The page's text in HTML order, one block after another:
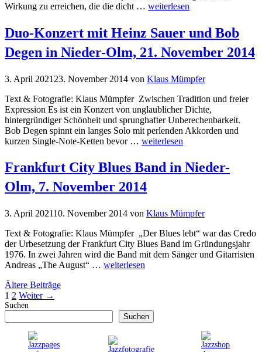
Wirkung zu erreichen, die die dicht … weiterlesen
Duo-Konzert mit Heinz Sauer und Bob
Degen in Nieder-Olm, 21. November 2014
3. April 2021 23. November 2014 von Klaus Mümpfer
Text & Fotografie: Klaus Mümpfer Zwischen Tradition und freier
Expression Es ist ein Konzert von unglaublicher Dichte,
hintergründiger Schönheit und sprunghafter Unberechenbarkeit.
Bob Degen spinnt ein langes Solo mit perlenden Akkorden und
kurzen Single-Note-Ketten bevor … weiterlesen
Frankfurt City Blues Band in Nieder-
Olm, 7. November 2014
3. April 202110. November 2014 von Klaus Mümpfer
Text & Fotografie: Klaus Mümpfer „Der Blues lebt“ war das Credo
der Urbesetzung der Frankfurt City Blues Band im Gründungsjahr
1976. In zwei Jahren wird die Band mit dem Sänger und Gitarristen
Andreas „The August“ … weiterlesen
Ältere Beiträge
Seite
1 Seite
2 Weiter →
Suchen
Suchen